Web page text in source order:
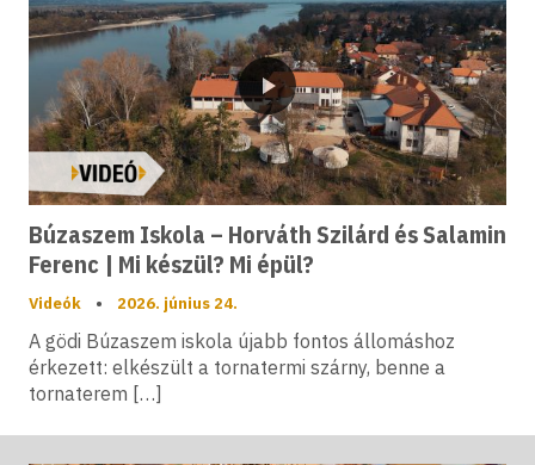
Videó
Búzaszem Iskola – Horváth Szilárd és Salamin
Ferenc | Mi készül? Mi épül?
Videók • 2026. június 24.
A gödi Búzaszem iskola újabb fontos állomáshoz
érkezett: elkészült a tornatermi szárny, benne a
tornaterem […]